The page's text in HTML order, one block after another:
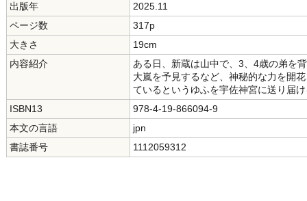
出版年
2025.11
ページ数
317p
大きさ
19cm
内容紹介
ある日、新蔵は山中で、3、4歳の弟を
大嵐を予見するなど、神秘的な力を開
ているというゆふを宇佐神宮に送り届
ISBN13
978-4-19-866094-9
本文の言語
jpn
書誌番号
1112059312